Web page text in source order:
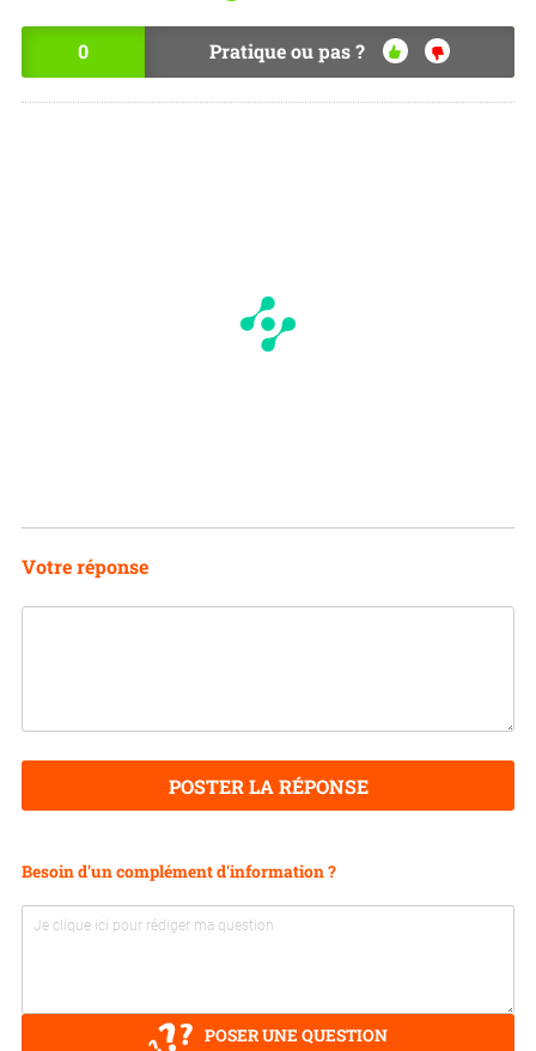
0 Pratique ou pas ?
OU
I
NO
Votre réponse
POSTER LA RÉPONSE
Besoin d'un complément d'information ?
POSER UNE QUESTION